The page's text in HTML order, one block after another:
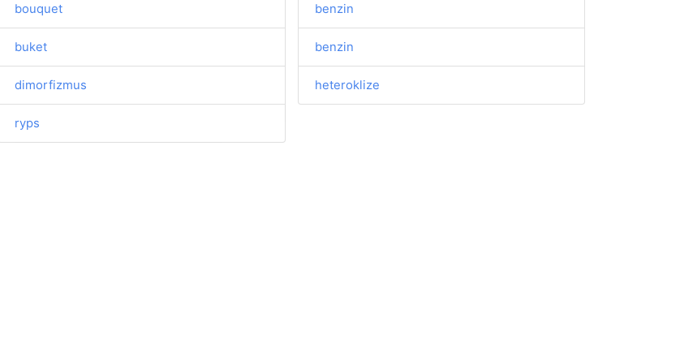
bouquet
buket
dimorfizmus
ryps
benzin
benzin
heteroklize